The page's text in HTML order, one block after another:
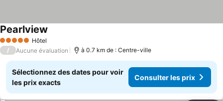
5 Étoiles Hôtel
Pearlview
/ Aucune évaluation à 0.7 km de : Centre-ville
Sélectionnez des dates pour voir
les prix exacts
Consulter les prix